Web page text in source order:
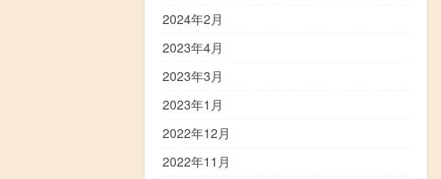
2024年2月
2023年4月
2023年3月
2023年1月
2022年12月
2022年11月